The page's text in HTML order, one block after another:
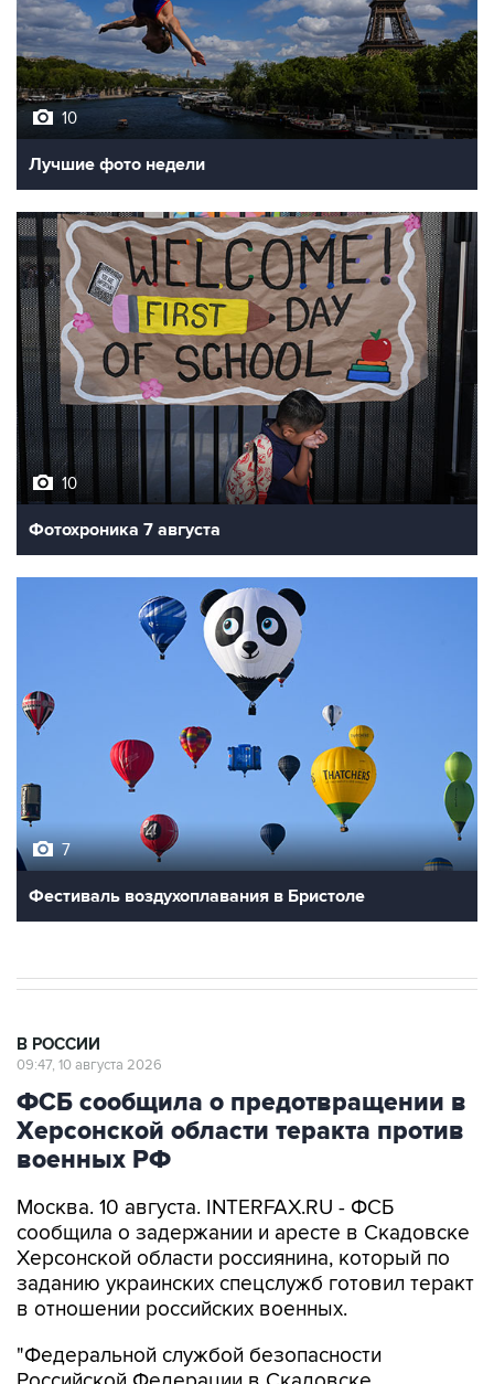
10
Лучшие фото недели
10
Фотохроника 7 августа
7
Фестиваль воздухоплавания в Бристоле
В РОССИИ
09:47, 10 августа 2026
ФСБ сообщила о предотвращении в
Херсонской области теракта против
военных РФ
Москва. 10 августа. INTERFAX.RU - ФСБ
сообщила о задержании и аресте в Скадовске
Херсонской области россиянина, который по
заданию украинских спецслужб готовил теракт
в отношении российских военных.
"Федеральной службой безопасности